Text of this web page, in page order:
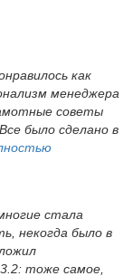
как
менеджера
советы
было сделано в
стала
некогда было в
тоже самое,